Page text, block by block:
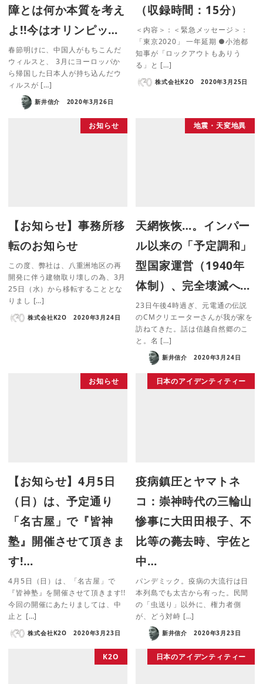
障とは何か本質を考え
よ!!今はオリンピッ…
春節明けに、中国人がもちこんだ
ウィルスと、 3月にヨーロッパか
ら帰国した日本人が持ち込んだウ
ィルスが […]
新井信介 2020年3月26日
（収録時間：15分）
＜内容＞：＜緊急メッセージ＞：
「東京2020」 一年延期 ●小池都
知事が「ロックアウトもありう
る」と […]
株式会社K2O 2020年3月25日
お知らせ
【お知らせ】事務所移
転のお知らせ
この度、弊社は、八重洲地区の再
開発に伴う建物取り壊しの為、3月
25日（水）から移転することとな
りまし […]
株式会社K2O 2020年3月24日
地震・天変地異
天網恢恢…。インパー
ル以来の「予定調和」
型国家運営（1940年
体制）、完全壊滅へ…
23日午後4時過ぎ、元電通の伝説
のCMクリエーターさんが我が家を
訪ねてきた。話は信越自然郷のこ
と。名 […]
新井信介 2020年3月24日
お知らせ
【お知らせ】4月5日
（日）は、予定通り
「名古屋」で『皆神
塾』開催させて頂きま
す!…
4月5日（日）は、「名古屋」で
『皆神塾』を開催させて頂きます!!
今回の開催にあたりましては、中
止と […]
株式会社K2O 2020年3月23日
日本のアイデンティティー
疫病鎮圧とヤマトネ
コ：崇神時代の三輪山
惨事に大田田根子、不
比等の薨去時、宇佐と
中…
パンデミック。疫病の大流行は日
本列島でも太古から有った。民間
の「虫送り」以外に、権力者側
が、どう対峙 […]
新井信介 2020年3月23日
K2O 日本のアイデンティティー